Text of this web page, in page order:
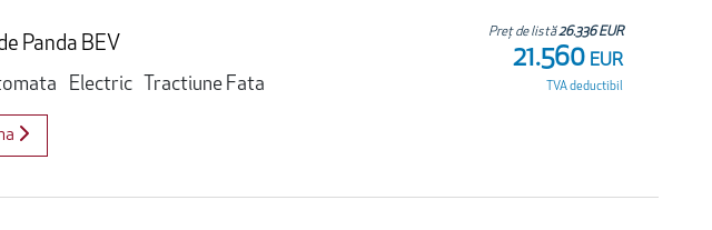
Panda BEV
Electric Tractiune Fata
Preț de listă26.336 EUR
21.560 EUR
TVA deductibil